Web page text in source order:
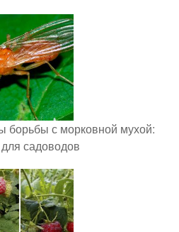
с морковной мухой:
садоводов